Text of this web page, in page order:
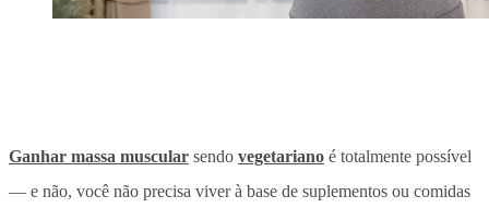
Ganhar massa muscular sendo vegetariano é totalmente possível
— e não, você não precisa viver à base de suplementos ou comidas